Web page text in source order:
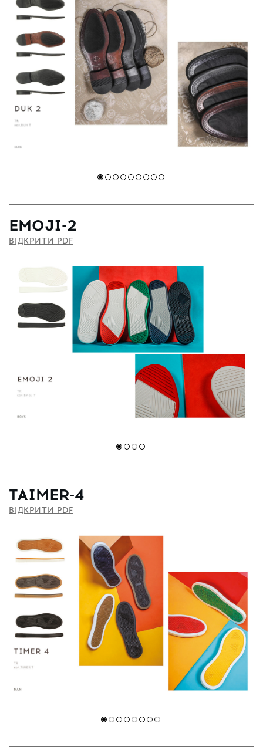
EMOJI-2
ВІДКРИТИ PDF
TAIMER-4
ВІДКРИТИ PDF